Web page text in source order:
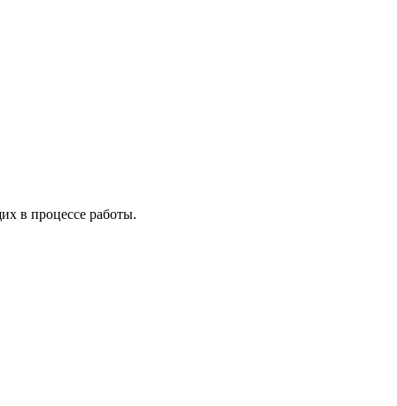
в процессе работы.